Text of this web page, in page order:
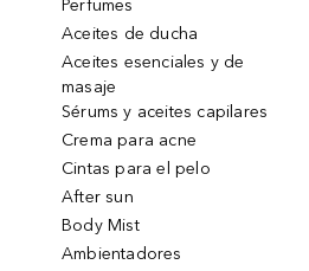
Perfumes
Aceites de ducha
Aceites esenciales y de
masaje
Sérums y aceites capilares
Crema para acne
Cintas para el pelo
After sun
Body Mist
Ambientadores